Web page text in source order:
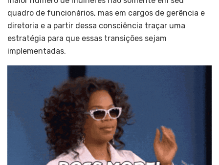
quadro de funcionários, mas em cargos de gerência e
diretoria e a partir dessa consciência traçar uma
estratégia para que essas transições sejam
implementadas.